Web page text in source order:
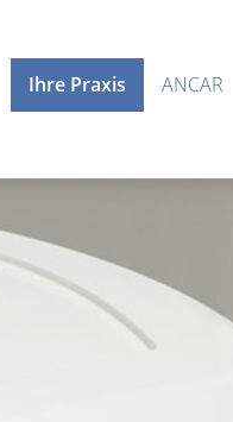
Ihre Praxis ANCAR